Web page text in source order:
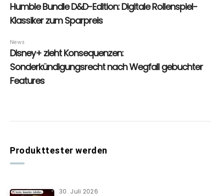
Produkttester werden
30. Juli 2026